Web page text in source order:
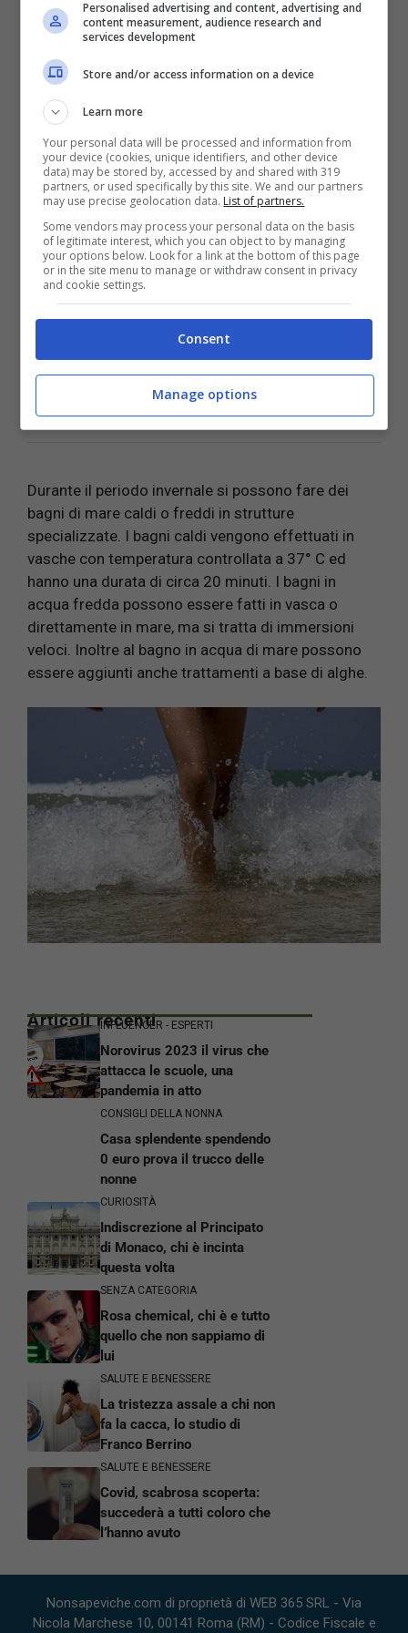
accelerare il metabolismo grazie ai sali
minerali, lo iodio ed il clima caldo;
liberare naso e gola andando a combattere i
batteri presenti nell’apparato respiratorio;
perdere peso se abbiniamo al movimento in
mare anche una dieta sana ed equilibrata
riattivare la circolazione venosa.
LEGGI ANCHE:Cellulite al mare: ecco l’incredibile
rimedio adatto a tutti!
Durante il periodo invernale si possono fare dei
bagni di mare caldi o freddi in strutture
specializzate. I bagni caldi vengono effettuati in
vasche con temperatura controllata a 37° C ed
hanno una durata di circa 20 minuti. I bagni in
acqua fredda possono essere fatti in vasca o
direttamente in mare, ma si tratta di immersioni
veloci. Inoltre al bagno in acqua di mare possono
essere aggiunti anche trattamenti a base di alghe.
Articoli recentiINFLUENCER - ESPERTI
Norovirus 2023 il virus che
attacca le scuole, una
pandemia in atto
CONSIGLI DELLA NONNA
Casa splendente spendendo
0 euro prova il trucco delle
nonne
CURIOSITÀ
Indiscrezione al Principato
di Monaco, chi è incinta
questa volta
SENZA CATEGORIA
Rosa chemical, chi è e tutto
quello che non sappiamo di
lui
SALUTE E BENESSERE
La tristezza assale a chi non
fa la cacca, lo studio di
Franco Berrino
SALUTE E BENESSERE
Covid, scabrosa scoperta:
succederà a tutti coloro che
l’hanno avuto
Nonsapeviche.com di proprietà di WEB 365 SRL - Via
Nicola Marchese 10, 00141 Roma (RM) - Codice Fiscale e
Personalised advertising and content, advertising and
content measurement, audience research and
services development
Store and/or access information on a device
Learn more
Your personal data will be processed and information from
your device (cookies, unique identifiers, and other device
data) may be stored by, accessed by and shared with 319
partners, or used specifically by this site. We and our partners
may use precise geolocation data. List of partners.
Some vendors may process your personal data on the basis
of legitimate interest, which you can object to by managing
your options below. Look for a link at the bottom of this page
or in the site menu to manage or withdraw consent in privacy
and cookie settings.
Consent
Manage options